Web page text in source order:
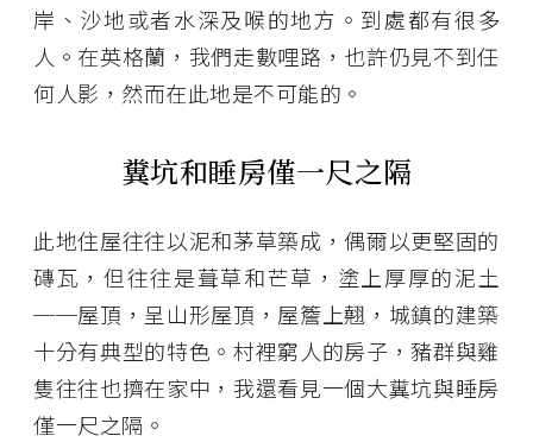
岸、沙地或者水深及喉的地方。到處都有很多
人。在英格蘭，我們走數哩路，也許仍見不到任
何人影，然而在此地是不可能的。
糞坑和睡房僅一尺之隔
此地住屋往往以泥和茅草築成，偶爾以更堅固的
磚瓦，但往往是葺草和芒草，塗上厚厚的泥土
──屋頂，呈山形屋頂，屋簷上翹，城鎮的建築
十分有典型的特色。村裡窮人的房子，豬群與雞
隻往往也擠在家中，我還看見一個大糞坑與睡房
僅一尺之隔。